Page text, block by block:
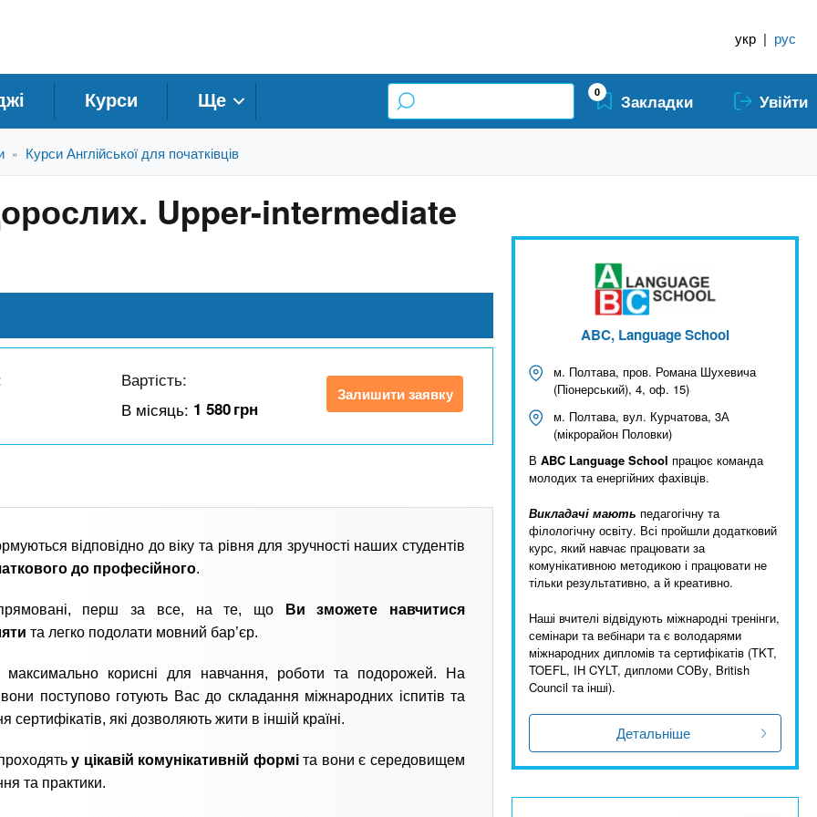
укр | рус
Курси Ще 0 Закладки Увійти
» Курси Англійської для початківців
Upper-intermediate
Вартість:
В місяць: 1 580грн
Залишити заявку
відповідно до віку та рівня для зручності наших студентів
до професійного.
перш за все, на те, що
Ви зможете навчитися
та легко подолати мовний бар’єр.
максимально корисні для навчання, роботи та подорожей. На
поступово готують Вас до складання міжнародних іспитів та
сертифікатів, які дозволяють жити в іншій країні.
у цікавій комунікативній форміта вони є середовищем
та практики.
ABC, Language School
м. Полтава, пров. Романа Шухевича
(Піонерський), 4, оф. 15)
м. Полтава, вул. Курчатова, 3А
(мікрорайон Половки)
В ABC Language School працює команда
молодих та енергійних фахівців.
Викладачі мають педагогічну та
філологічну освіту. Всі пройшли додатковий
курс, який навчає працювати за
комунікативною методикою і працювати не
тільки результативно, а й креативно.
Наші вчителі відвідують міжнародні тренінги,
семінари та вебінари та є володарями
міжнародних дипломів та сертифікатів (TKT,
TOEFL, IH CYLT, дипломи СОВу, British
Council та інші).
Детальніше